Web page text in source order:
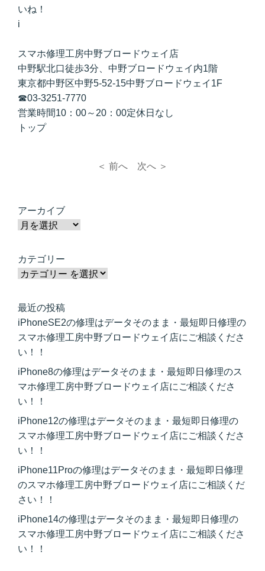
いね！
i
スマホ修理工房中野ブロードウェイ店
中野駅北口徒歩3分、中野ブロードウェイ内1階
東京都中野区中野5-52-15中野ブロードウェイ1F
☎03-3251-7770
営業時間10：00～20：00定休日なし
トップ
＜ 前へ 次へ ＞
アーカイブ
カテゴリー
最近の投稿
iPhoneSE2の修理はデータそのまま・最短即日修理の
スマホ修理工房中野ブロードウェイ店にご相談くださ
い！！
iPhone8の修理はデータそのまま・最短即日修理のス
マホ修理工房中野ブロードウェイ店にご相談くださ
い！！
iPhone12の修理はデータそのまま・最短即日修理の
スマホ修理工房中野ブロードウェイ店にご相談くださ
い！！
iPhone11Proの修理はデータそのまま・最短即日修理
のスマホ修理工房中野ブロードウェイ店にご相談くだ
さい！！
iPhone14の修理はデータそのまま・最短即日修理の
スマホ修理工房中野ブロードウェイ店にご相談くださ
い！！